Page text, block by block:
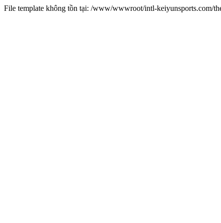
File template không tồn tại: /www/wwwroot/intl-keiyunsports.com/